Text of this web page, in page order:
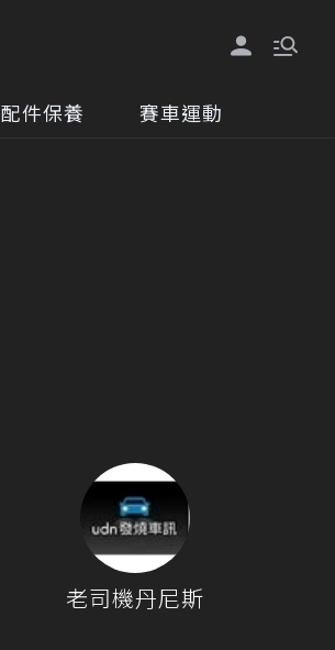
配件保養 賽車運動
老司機丹尼斯